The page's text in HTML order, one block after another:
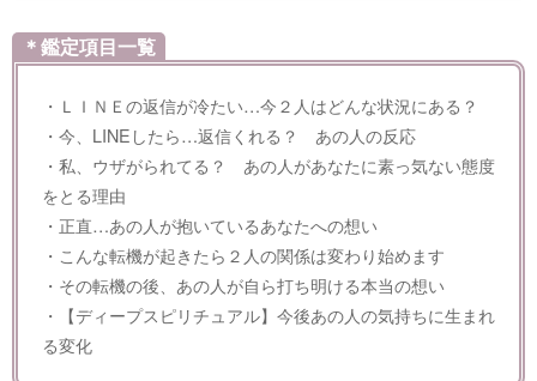
＊鑑定項目一覧
・ＬＩＮＥの返信が冷たい…今２人はどんな状況にある？
・今、LINEしたら…返信くれる？ あの人の反応
・私、ウザがられてる？ あの人があなたに素っ気ない態度
をとる理由
・正直…あの人が抱いているあなたへの想い
・こんな転機が起きたら２人の関係は変わり始めます
・その転機の後、あの人が自ら打ち明ける本当の想い
・【ディープスピリチュアル】今後あの人の気持ちに生まれ
る変化